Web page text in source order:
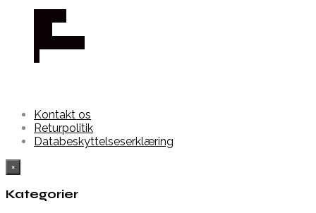
Kontakt os
Returpolitik
Databeskyttelseserklæring
×
Kategorier